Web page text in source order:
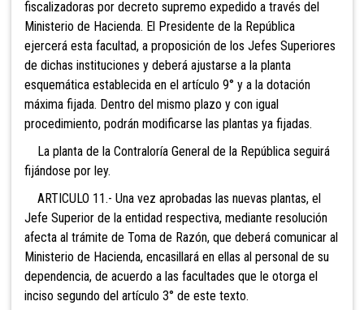
fiscalizadoras por decreto supremo expedido a través del
Ministerio de Hacienda. El Presidente de la República
ejercerá esta facultad, a proposición de los Jefes Superiores
de dichas instituciones y deberá ajustarse a la planta
esquemática establecida en el artículo 9° y a la dotación
máxima fijada. Dentro del mismo plazo y con igual
procedimiento, podrán modificarse las plantas ya fijadas.
La planta de la Contraloría General de la República seguirá
fijándose por ley.
ARTICULO 11.- Una vez aprobadas las nuevas plantas, el
Jefe Superior de la entidad respectiva, mediante resolución
afecta al trámite de Toma de Razón, que deberá comunicar al
Ministerio de Hacienda, encasillará en ellas al personal de su
dependencia, de acuerdo a las facultades que le otorga el
inciso segundo del artículo 3° de este texto.